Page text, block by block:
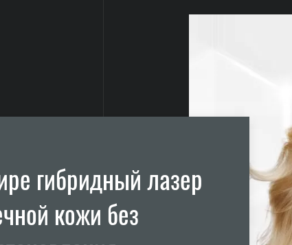
гибридный лазер
кожи без